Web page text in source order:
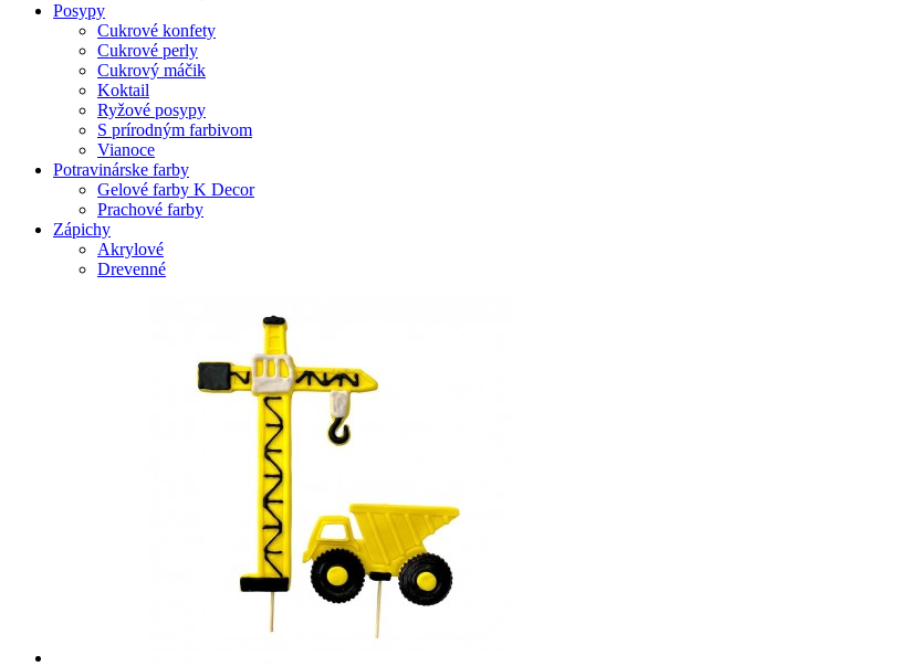
Posypy
Cukrové konfety
Cukrové perly
Cukrový máčik
Koktail
Ryžové posypy
S prírodným farbivom
Vianoce
Potravinárske farby
Gelové farby K Decor
Prachové farby
Zápichy
Akrylové
Drevenné